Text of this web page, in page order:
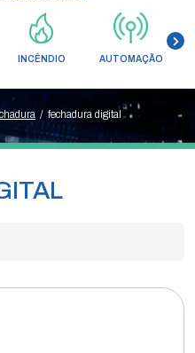
INCÊNDIO AUTOMAÇÃO
/ fechadura digital